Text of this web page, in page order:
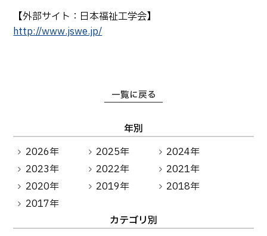
【外部サイト：日本福祉工学会】
http://www.jswe.jp/
一覧に戻る
年別
2026年
2025年
2024年
2023年
2022年
2021年
2020年
2019年
2018年
2017年
カテゴリ別